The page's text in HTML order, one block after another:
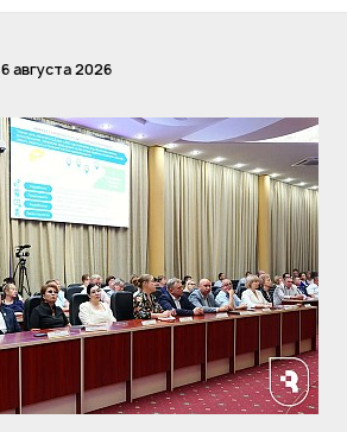
6 августа 2026